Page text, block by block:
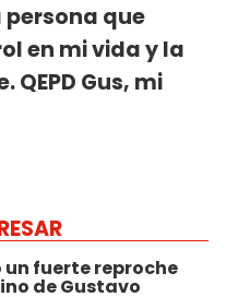
persona que
en mi vida y la
Gus, mi
un fuerte reproche
de Gustavo